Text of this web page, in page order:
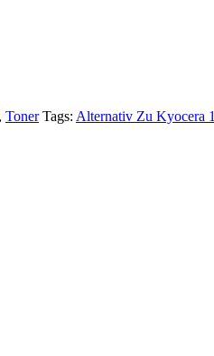
Toner Tags: Alternativ Zu Kyocera